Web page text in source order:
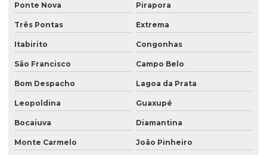
Ponte Nova Pirapora
Três Pontas Extrema
Itabirito Congonhas
São Francisco Campo Belo
Bom Despacho Lagoa da Prata
Leopoldina Guaxupé
Bocaiuva Diamantina
Monte Carmelo João Pinheiro